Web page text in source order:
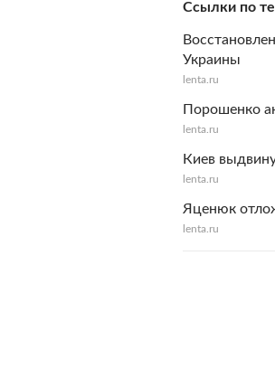
Ссылки по
Украины
lenta.ru
Порошенко
lenta.ru
Киев
lenta.ru
Яценюк
lenta.ru